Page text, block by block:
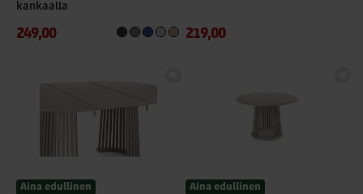
kankaalla
249,00 219,00
Aina edullinen Aina edullinen